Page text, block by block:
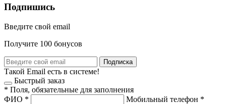
Подпишись
Введите свой email
Получите 100 бонусов
Подписка
Такой Email есть в системе!
Быстрый заказ
* Поля, обязательные для заполнения
ФИО * Мобильный телефон *